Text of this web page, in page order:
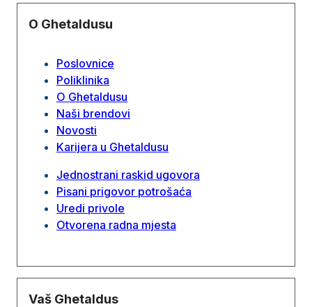
O Ghetaldusu
Poslovnice
Poliklinika
O Ghetaldusu
Naši brendovi
Novosti
Karijera u Ghetaldusu
Jednostrani raskid ugovora
Pisani prigovor potrošaća
Uredi privole
Otvorena radna mjesta
Vaš Ghetaldus